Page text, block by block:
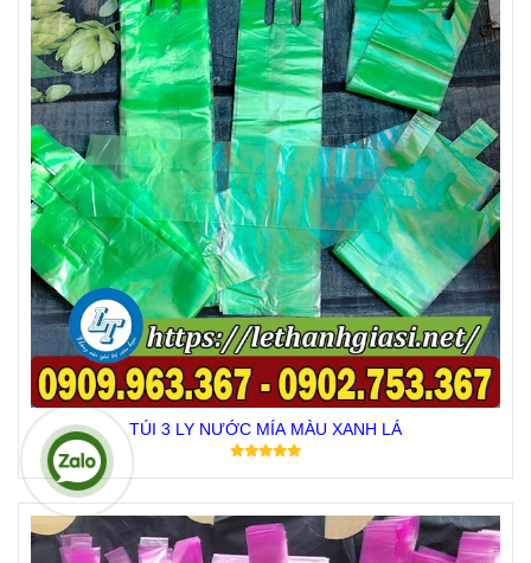
TÚI 3 LY NƯỚC MÍA MÀU XANH LÁ